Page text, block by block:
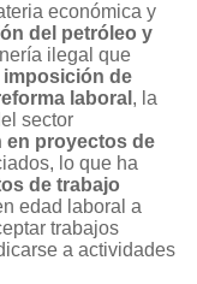
económica y
del petróleo y
ilegal que
imposición de
laboral , la
sector
en proyectos de
lo que ha
de trabajo
edad laboral a
trabajos
a actividades